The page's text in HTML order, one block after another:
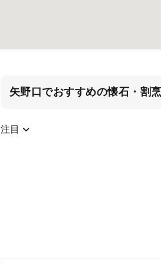
矢野口でおすすめの懐石・割
注目